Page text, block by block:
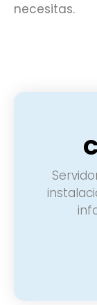
necesitas.